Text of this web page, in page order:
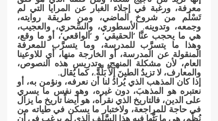
معرفة، ورغبة في إجلاء الغبار عن المرايا التي لم
تَسْلَم من شروخ الماضي، ومن طريقة روايته،
وجمعه، وتدوينه. الأسطوري، والسِّحري، والعجيب،
هي ما يحجب عنَّا ‘الحقيقي’ و ‘الواقعي’، أو ما وقع،
وهذا ما يتسرَّب للمدرسة، وما يتسرَّب للمعرفة
المنقولة عن المدرسة، أو الخارجة منها، أي للاوعينا
العام، لأن مشكلة المنهج، وتدريس هذه النصوص،
والمعارف، لا تزيدُ الطينَ إلاَّ بَلَّةً.، كما يُقال.
إذا كان المذهب الذي يُرادُ لنا أن نعرفه، ونؤمن به، أو
نعتبره هو المذهبَ، دون غيره، وهو نفس ما يسري
على الدين، فالتاريخ الذي نقرأه، هو أيضاً تاريخ ما يزال
في حاجة للمراجعة، ولاختبار ما يسكن في طياته من
نُظُم، هي ما بَثَّها فيه هذا السَّلَف الذي لم يرغب في أن